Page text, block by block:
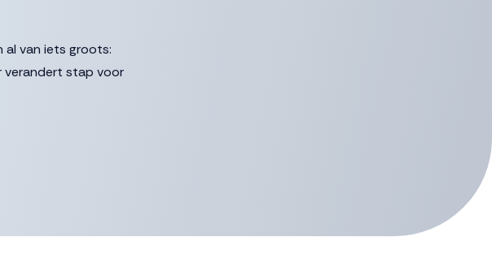
van iets groots:
verandert stap voor
van singles tot